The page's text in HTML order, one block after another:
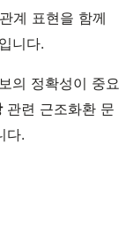
계 표현을 함께
니다.
의 정확성이 중요
관련 근조화환 문
다.